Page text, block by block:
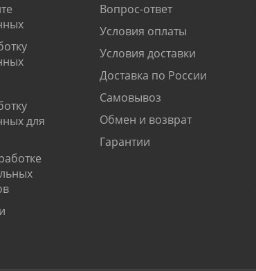
для
Вопрос-ответ
Условия оплаты
Условия доставки
Доставка по России
Самовывоз
Обмен и возврат
Гарантии